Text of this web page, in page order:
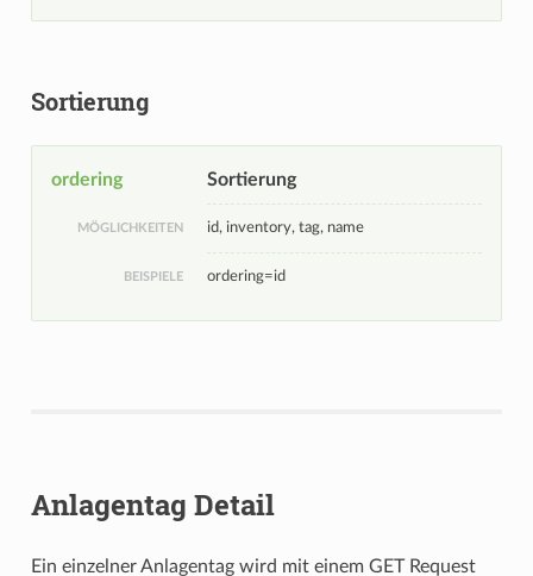
Sortierung
ordering Sortierung
MÖGLICHKEITEN id, inventory, tag, name
BEISPIELE ordering=id
Anlagentag Detail
Ein einzelner Anlagentag wird mit einem GET Request